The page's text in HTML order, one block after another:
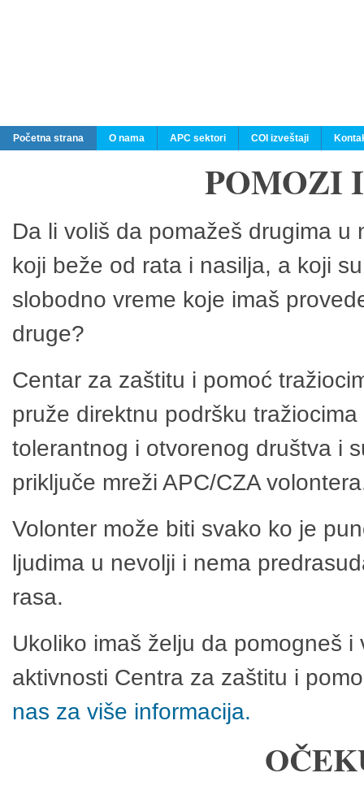
Početna strana O nama APC sektori COI izveštaji
POMOZI
Da li voliš da pomažeš drugima
koji beže od rata i nasilja, a koji
slobodno vreme koje imaš
druge?
Centar za zaštitu i pomoć
pruže direktnu podršku
tolerantnog i otvorenog društva i
priključe mreži APC/CZA
Volonter može biti svako ko je
ljudima u nevolji i nema
rasa.
Ukoliko imaš želju da pomogneš
aktivnosti Centra za zaštitu i
nas za više informacija.